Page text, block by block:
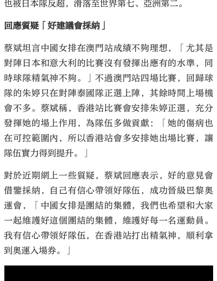
也被日本隊反超，滑落至世界第七、亞洲第二。
回應質疑「好建議會採納」
蔡斌坦言中國女排在澳門站成績不夠理想，「尤其是
對陣日本和意大利的比賽沒有發揮出應有的水準，同
時球隊精氣神不夠。」不過澳門站四場比賽，回歸球
隊的朱婷只在對陣泰國隊正選上陣，其餘時間上場機
會不多。蔡斌稱，香港站比賽會安排朱婷正選，充分
發揮她的場上作用，為隊伍多做貢獻：「她的傷病也
在可控範圍內，所以香港站會多安排她出場比賽，讓
隊伍實力得到提升。」
對於近期網上一些質疑，蔡斌回應表示，好的意見會
借鑒採納，自己有信心帶領好隊伍，成功晉級巴黎奧
運會，「中國女排是團結的集體，我們也希望和大家
一起維護好這個團結的集體，維護好每一名運動員。
我有信心帶領好隊伍，在香港站打出精氣神，順利拿
到奧運入場券。」